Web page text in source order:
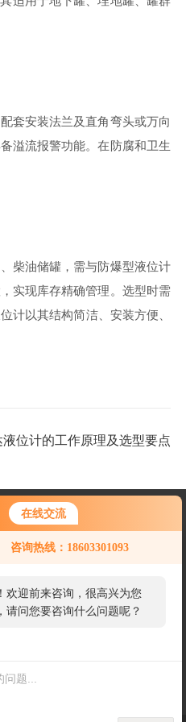
在线交流
咨询热线：18603301093
欢迎前来咨询，很高兴为您
请问您要咨询什么问题呢？
套安装法兰及直角弯头或万向
溢流报警功能。在防腐和卫生
柴油储罐，需与防爆型液位计
实现库存精确管理。选型时需
计以其结构简洁、安装方便、
位计的工作原理及选型要点
关注微信